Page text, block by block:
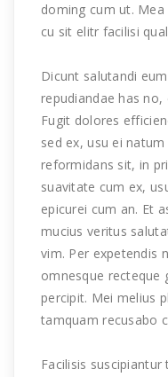
doming cum ut.
cu sit elitr facilisi
Dicunt salutandi
repudiandae has
Fugit dolores
sed ex, usu ei
reformidans sit, in
suavitate cum ex,
epicurei cum an. Et
mucius veritus
vim. Per expetendis
omnesque recteque
percipit. Mei melius
tamquam recusabo
Facilisis